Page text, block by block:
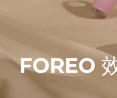
FOREO
FAQ™ Pure
Polski
简